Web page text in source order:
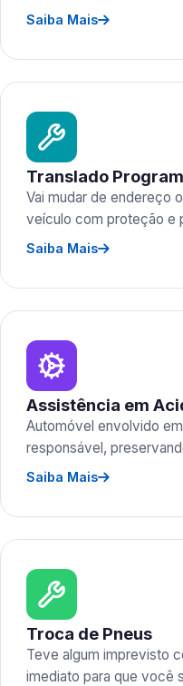
Saiba Mais
Translado
Vai mudar de endereço
veículo com proteção e
Saiba Mais
Assistência em
Automóvel envolvido
responsável,
Saiba Mais
Troca de Pneus
Teve algum imprevisto
imediato para que você